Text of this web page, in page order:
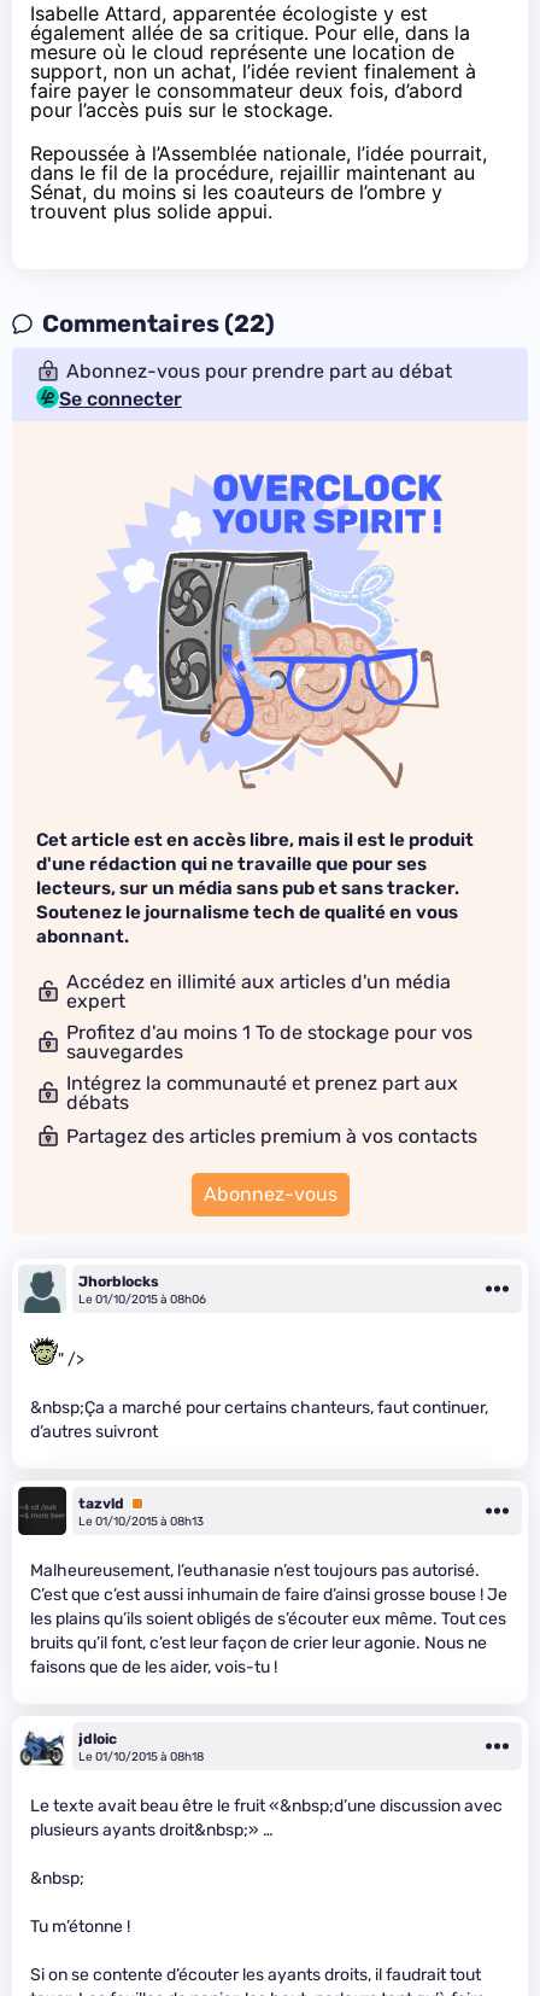
Isabelle Attard, apparentée écologiste y est
également allée de sa critique. Pour elle, dans la
mesure où le cloud représente une location de
support, non un achat, l’idée revient finalement à
faire payer le consommateur deux fois, d’abord
pour l’accès puis sur le stockage.
Repoussée à l’Assemblée nationale, l’idée pourrait,
dans le fil de la procédure, rejaillir maintenant au
Sénat, du moins si les coauteurs de l’ombre y
trouvent plus solide appui.
Commentaires (22)
Abonnez-vous pour prendre part au débat
Se connecter
Cet article est en accès libre, mais il est le produit
d'une rédaction qui ne travaille que pour ses
lecteurs, sur un média sans pub et sans tracker.
Soutenez le journalisme tech de qualité en vous
abonnant.
Accédez en illimité aux articles d'un média
expert
Profitez d'au moins 1 To de stockage pour vos
sauvegardes
Intégrez la communauté et prenez part aux
débats
Partagez des articles premium à vos contacts
Abonnez-vous
Jhorblocks
Le 01/10/2015 à 08h06
" />
&nbsp;Ça a marché pour certains chanteurs, faut continuer,
d’autres suivront
tazvld
Premium
Le 01/10/2015 à 08h13
Malheureusement, l’euthanasie n’est toujours pas autorisé.
C’est que c’est aussi inhumain de faire d’ainsi grosse bouse ! Je
les plains qu’ils soient obligés de s’écouter eux même. Tout ces
bruits qu’il font, c’est leur façon de crier leur agonie. Nous ne
faisons que de les aider, vois-tu !
jdloic
Le 01/10/2015 à 08h18
Le texte avait beau être le fruit «&nbsp;d’une discussion avec
plusieurs ayants droit&nbsp;» …
&nbsp;
Tu m’étonne !
Si on se contente d’écouter les ayants droits, il faudrait tout